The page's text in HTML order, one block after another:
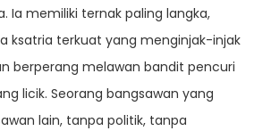
Ia memiliki ternak paling langka,
ksatria terkuat yang menginjak-injak
berperang melawan bandit pencuri
licik. Seorang bangsawan yang
lain, tanpa politik, tanpa